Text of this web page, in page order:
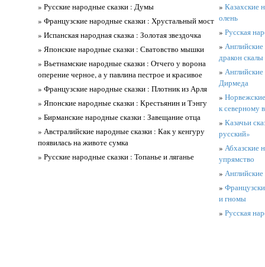
» Русские народные сказки : Думы
» Французские народные сказки : Хрустальный мост
» Испанская народная сказка : Золотая звездочка
» Японские народные сказки : Сватовство мышки
» Вьетнамские народные сказки : Отчего у ворона
оперение черное, а у павлина пестрое и красивое
» Французские народные сказки : Плотник из Арля
» Японские народные сказки : Крестьянин и Тэнгу
» Бирманские народные сказки : Завещание отца
» Австралийские народные сказки : Как у кенгуру
появилась на животе сумка
» Русские народные сказки : Топанье и ляганье
» Казахские
олень
» Русская
»
дракон
»
Дирмеда
»
к северному
» Казачьи
русский»
» Абхазские
упрямство
»
»
и гномы
» Русская